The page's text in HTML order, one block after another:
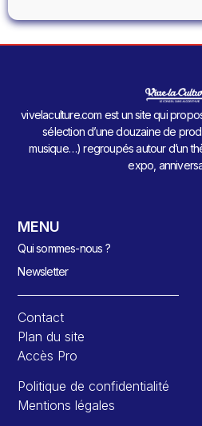
vivelaculture.com est un site qui
sélection d’une douzaine de
musique…) regroupés autour d’un
expo,
MENU
Qui sommes-nous ?
Newsletter
Contact
Plan du site
Accès Pro
Politique de confidentialité
Mentions légales